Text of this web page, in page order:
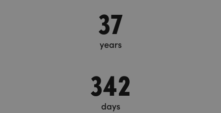
37
years
342
days